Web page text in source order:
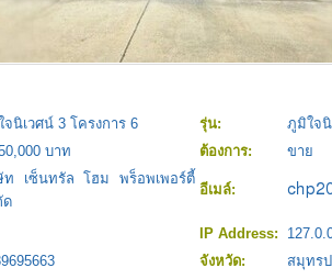
นิเวศน์ 3 โครงการ 6 รุ่น:
ภูมิใจนิ
บาท ต้องการ: ขาย
ท เซ็นทรัล โฮม พร็อพเพอร์ตี้
ด
อีเมล์:
IP Address:
จังหวัด:
สมุทร